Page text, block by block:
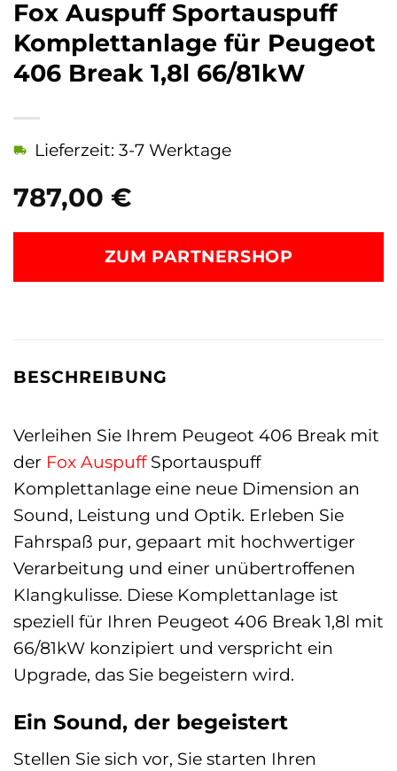
Fox Auspuff Sportauspuff
Komplettanlage für Peugeot
406 Break 1,8l 66/81kW
787,00 €
Lieferzeit: 3-7 Werktage
ZUM PARTNERSHOP
BESCHREIBUNG
Verleihen Sie Ihrem Peugeot 406 Break mit
der Fox AuspuffSportauspuff
Komplettanlage eine neue Dimension an
Sound, Leistung und Optik. Erleben Sie
Fahrspaß pur, gepaart mit hochwertiger
Verarbeitung und einer unübertroffenen
Klangkulisse. Diese Komplettanlage ist
speziell für Ihren Peugeot 406 Break 1,8l mit
66/81kW konzipiert und verspricht ein
Upgrade, das Sie begeistern wird.
Ein Sound, der begeistert
Stellen Sie sich vor, Sie starten Ihren